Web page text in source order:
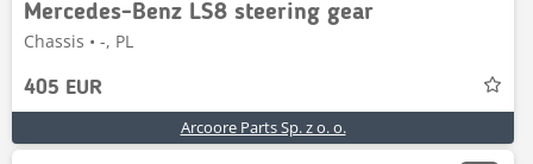
Mercedes-Benz LS8 steering gear
Chassis • -, PL
405 EUR
Arcoore Parts Sp. z o. o.